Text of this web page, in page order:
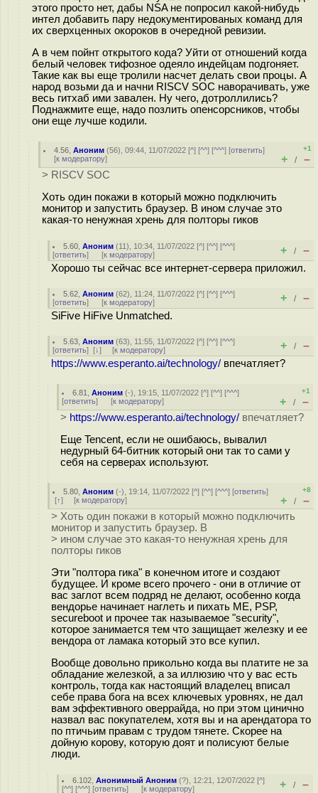
этого просто нет, дабы NSA не попросил какой-нибудь
интел добавить пару недокументированых команд для
их сверхценных окороков в очередной ревизии.
А в чем пойнт открытого кода? Уйти от отношений когда
белый человек тифозное одеяло индейцам подгоняет.
Такие как вы еще тролили насчет делать свои процы. А
народ возьми да и начни RISCV SOC наворачивать, уже
весь гитхаб ими завален. Ну чего, дотроллились?
Поднажмите еще, надо позлить опенсорсников, чтобы
они еще лучше кодили.
4.56 ,Аноним (56), 09:44, 11/07/2022 [^] [^^] [^^^] [ответить]
[к модератору]
+1
+ / –
> RISCV SOC
Хоть один покажи в который можно подключить
монитор и запустить браузер. В ином случае это
какая-то ненужная хрень для полторы гиков
5.60 ,Аноним (11), 10:34, 11/07/2022 [^] [^^] [^^^]
[ответить] [к модератору] + / –
Хорошо ты сейчас все интернет-сервера приложил.
5.62 ,Аноним (62), 11:24, 11/07/2022 [^] [^^] [^^^]
[ответить] [к модератору] + / –
SiFive HiFive Unmatched.
5.63 ,Аноним (63), 11:55, 11/07/2022 [^] [^^] [^^^]
[ответить] [↓] [к модератору] + / –
https://www.esperanto.ai/technology/ впечатляет?
6.81 ,Аноним (-), 19:15, 11/07/2022 [^] [^^] [^^^]
[ответить] [к модератору]
+1
+ / –
> https://www.esperanto.ai/technology/ впечатляет?
Еще Tencent, если не ошибаюсь, вывалил
недурный 64-битник который они так то сами у
себя на серверах используют.
5.80 ,Аноним (-), 19:14, 11/07/2022 [^] [^^] [^^^] [ответить]
[↑] [к модератору]
+8
+ / –
> Хоть один покажи в который можно подключить
монитор и запустить браузер. В
> ином случае это какая-то ненужная хрень для
полторы гиков
Эти "полтора гика" в конечном итоге и создают
будущее. И кроме всего прочего - они в отличие от
вас заглот всем подряд не делают, особенно когда
вендорье начинает наглеть и пихать ME, PSP,
secureboot и прочее так называемое "security",
которое занимается тем что защищает железку и ее
вендора от ламака который это все купил.
Вообще довольно прикольно когда вы платите не за
обладание железкой, а за иллюзию что у вас есть
контроль, тогда как настоящий владелец вписал
себе права бога на всех ключевых уровнях, не дал
вам эффективного оверрайда, но при этом цинично
назвал вас покупателем, хотя вы и на арендатора то
по птичьим правам с трудом тянете. Скорее на
дойную корову, которую доят и полисуют белые
люди.
6.102 ,Анонимный Аноним (?), 12:21, 12/07/2022 [^]
[^^] [^^^] [ответить] [к модератору] + / –